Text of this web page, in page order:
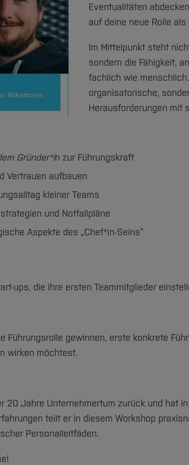
Eventualitäten
auf deine neue Rolle
Im Mittelpunkt steht
sondern die Fähigkeit,
fachlich wie
organisatorische,
Herausforderungen mit
Gründer*in zur Führungskraft
Vertrauen aufbauen
kleiner Teams
und Notfallpläne
Aspekte des „Chef*in-Seins“
ups, die ihre ersten Teammitglieder
Führungsrolle gewinnen, erste konkrete
wirken möchtest.
20 Jahre Unternehmertum zurück und hat
teilt er in diesem Workshop
Personalleitfäden.